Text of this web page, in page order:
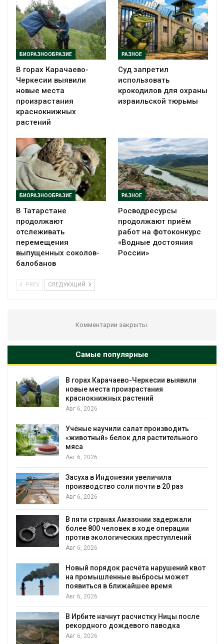
БИОРАЗНООБРАЗИЕ
В горах Карачаево-
Черкесии выявили
новые места
произрастания
краснокнижных
растений
РАЗНОЕ
Суд запретил
использовать
крокодилов для охраны
израильской тюрьмы
БИОРАЗНООБРАЗИЕ
В Татарстане
продолжают
отслеживать
перемещения
выпущенных соколов-
балобанов
РАЗНОЕ
Росводресурсы
продолжают приём
работ на фотоконкурс
«Водные достояния
России»
PREV СЛЕДУЮЩИЙ
Комментарии закрыты.
Самые популярные
В горах Карачаево-Черкесии выявили
новые места произрастания
краснокнижных растений
Авг 6, 2026
Учёные научили салат производить
«животный» белок для растительного
мяса
Авг 6, 2026
Засуха в Индонезии увеличила
производство соли почти в 20 раз
Авг 6, 2026
В пяти странах Амазонии задержали
более 800 человек в ходе операции
против экологических преступлений
Авг 6, 2026
Новый порядок расчёта нарушений квот
на промышленные выбросы может
появиться в ближайшее время
Авг 6, 2026
В Ирбите начнут расчистку Ницы после
рекордного дождевого паводка
Авг 6, 2026